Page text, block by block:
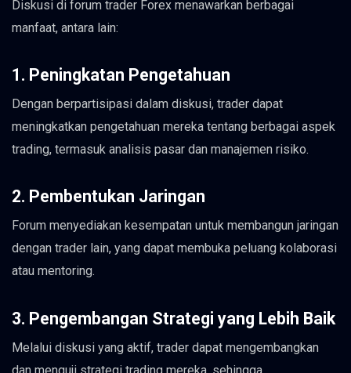
Diskusi di forum trader Forex menawarkan berbagai
manfaat, antara lain:
1. Peningkatan Pengetahuan
Dengan berpartisipasi dalam diskusi, trader dapat
meningkatkan pengetahuan mereka tentang berbagai aspek
trading, termasuk analisis pasar dan manajemen risiko.
2. Pembentukan Jaringan
Forum menyediakan kesempatan untuk membangun jaringan
dengan trader lain, yang dapat membuka peluang kolaborasi
atau mentoring.
3. Pengembangan Strategi yang Lebih Baik
Melalui diskusi yang aktif, trader dapat mengembangkan
dan menguji strategi trading mereka, sehingga